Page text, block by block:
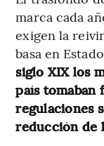
marca cada
exigen la
basa en
siglo XIX los
país tomaban
regulaciones
reducción de